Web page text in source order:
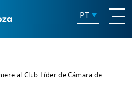
PT
al Club Líder de Cámara de